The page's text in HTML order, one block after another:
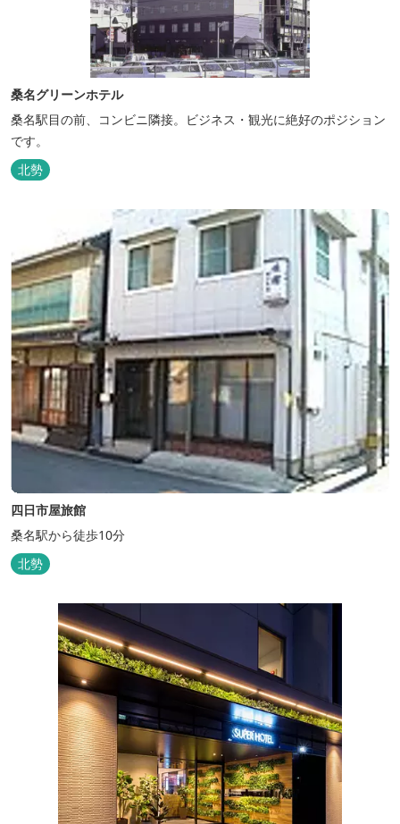
桑名グリーンホテル
桑名駅目の前、コンビニ隣接。ビジネス・観光に絶好のポジション
です。
北勢
四日市屋旅館
桑名駅から徒歩10分
北勢